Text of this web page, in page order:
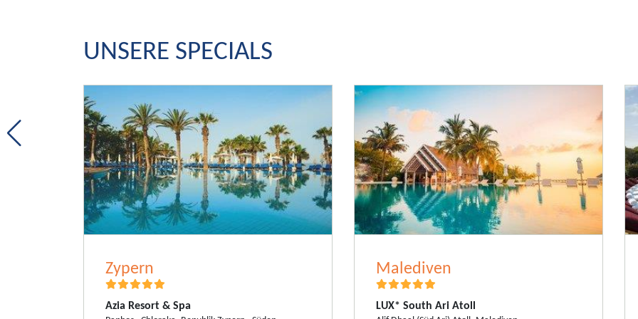
UNSERE SPECIALS
Malediven
LUX* South Ari Atoll
Vereinigte Arabische Emirate
Grand Hyatt Dubai